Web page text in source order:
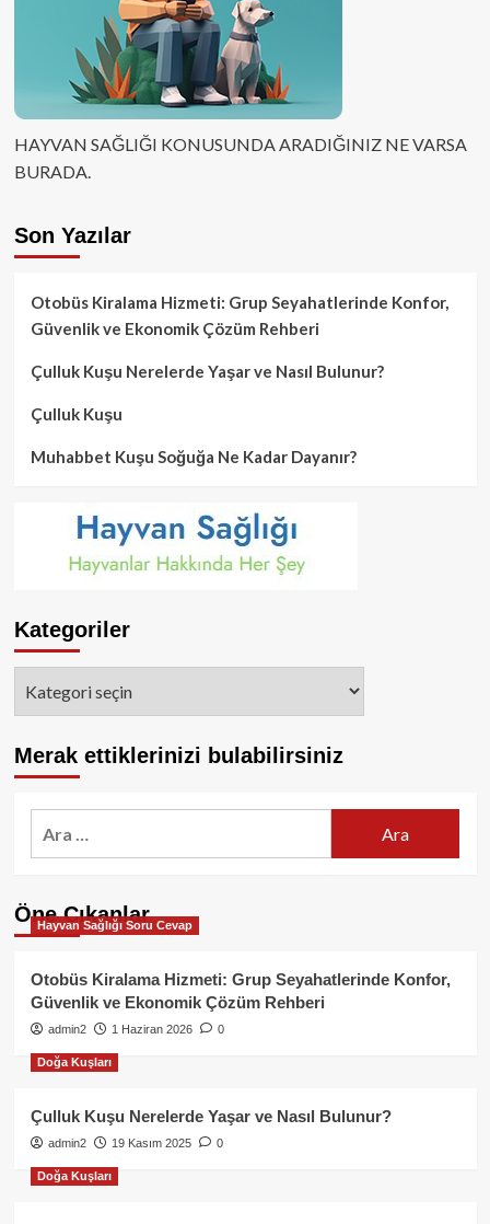
HAYVAN SAĞLIĞI KONUSUNDA ARADIĞINIZ NE VARSA
BURADA.
Son Yazılar
Otobüs Kiralama Hizmeti: Grup Seyahatlerinde Konfor,
Güvenlik ve Ekonomik Çözüm Rehberi
Çulluk Kuşu Nerelerde Yaşar ve Nasıl Bulunur?
Çulluk Kuşu
Muhabbet Kuşu Soğuğa Ne Kadar Dayanır?
Kategoriler
Merak ettiklerinizi bulabilirsiniz
Öne Çıkanlar
Hayvan Sağlığı Soru Cevap
Otobüs Kiralama Hizmeti: Grup Seyahatlerinde Konfor,
Güvenlik ve Ekonomik Çözüm Rehberi
admin2 1 Haziran 2026 0
Doğa Kuşları
Çulluk Kuşu Nerelerde Yaşar ve Nasıl Bulunur?
admin2 19 Kasım 2025 0
Doğa Kuşları